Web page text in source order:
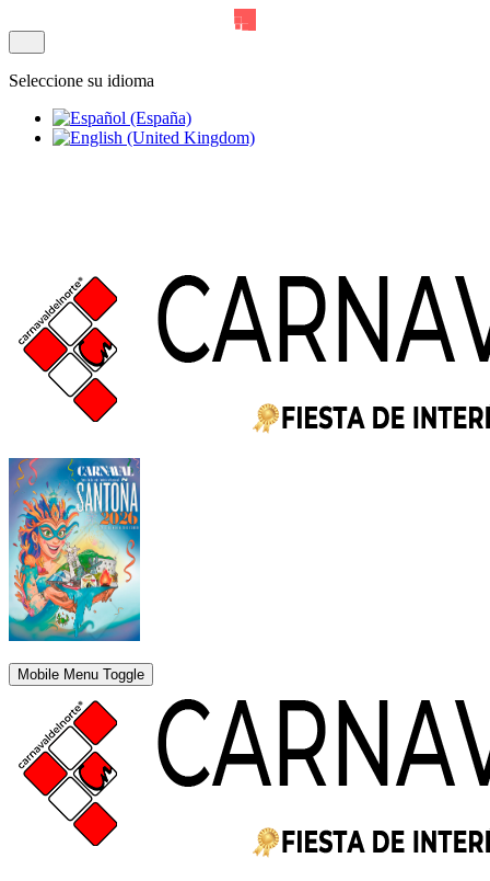
Seleccione su idioma
Mobile Menu Toggle